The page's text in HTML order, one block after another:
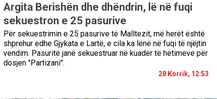
Argita Berishën dhe dhëndrin, lë në fuqi
sekuestron e 25 pasurive
Për sekuestrimin e 25 pasurive të Malltezit, më herët është
shprehur edhe Gjykata e Lartë, e cila ka lënë në fuqi të njëjtin
vendim. Pasuritë janë sekuestruar në kuadër të hetimeve për
dosjen "Partizani".
28 Korrik, 12:53